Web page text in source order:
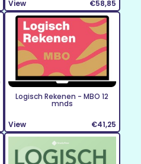
View €58,85
Logisch Rekenen - MBO 12
mnds
View €41,25